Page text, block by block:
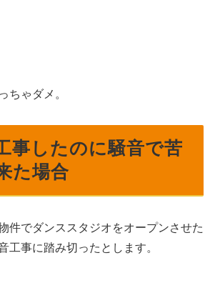
ちゃダメ。
事したのに騒音で苦
た場合
件でダンススタジオをオープンさせた
工事に踏み切ったとします。